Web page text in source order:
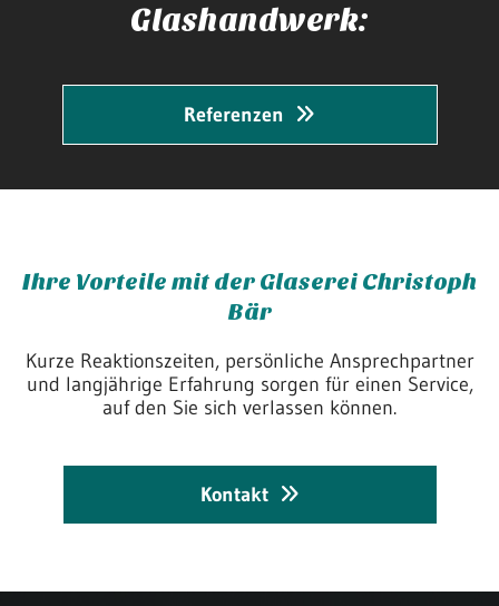
Glashandwerk:
Referenzen
Ihre Vorteile mit der Glaserei Christoph
Bär
Kurze Reaktionszeiten, persönliche Ansprechpartner
und langjährige Erfahrung sorgen für einen Service,
auf den Sie sich verlassen können.
Kontakt